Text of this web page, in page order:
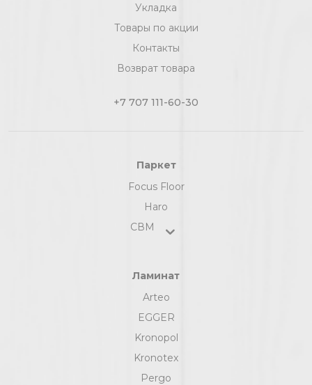
Укладка
Товары по акции
Контакты
Возврат товара
+7 707 111-60-30
Паркет
Focus Floor
Haro
СВМ
Ламинат
Arteo
EGGER
Kronopol
Kronotex
Pergo